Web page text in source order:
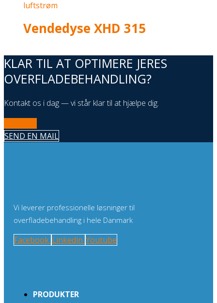
Vendedyse XHD 315
KLAR TIL AT OPTIMERE JERES
OVERFLADEBEHANDLING?
Kontakt os i dag — vi står klar til at hjælpe dig.
SEND EN MAIL
Vi leverer professionelle løsninger til
overfladebehandling i hele Danmark
Facebook Linkedin Youtube
PRODUKTER